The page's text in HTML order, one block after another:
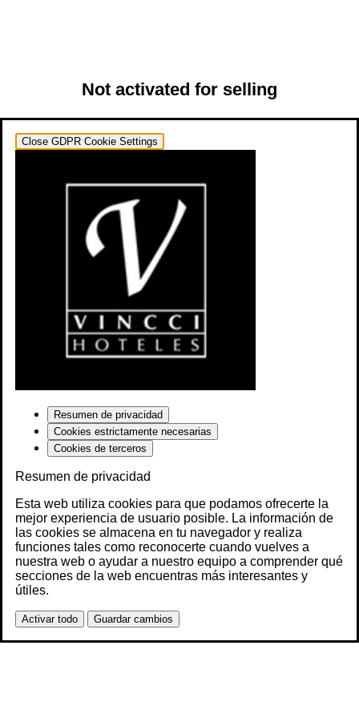
Not activated for selling
Close GDPR Cookie Settings
Resumen de privacidad
Cookies estrictamente necesarias
Cookies de terceros
Resumen de privacidad
Esta web utiliza cookies para que podamos ofrecerte la
mejor experiencia de usuario posible. La información de
las cookies se almacena en tu navegador y realiza
funciones tales como reconocerte cuando vuelves a
nuestra web o ayudar a nuestro equipo a comprender qué
secciones de la web encuentras más interesantes y
útiles.
Activar todo Guardar cambios